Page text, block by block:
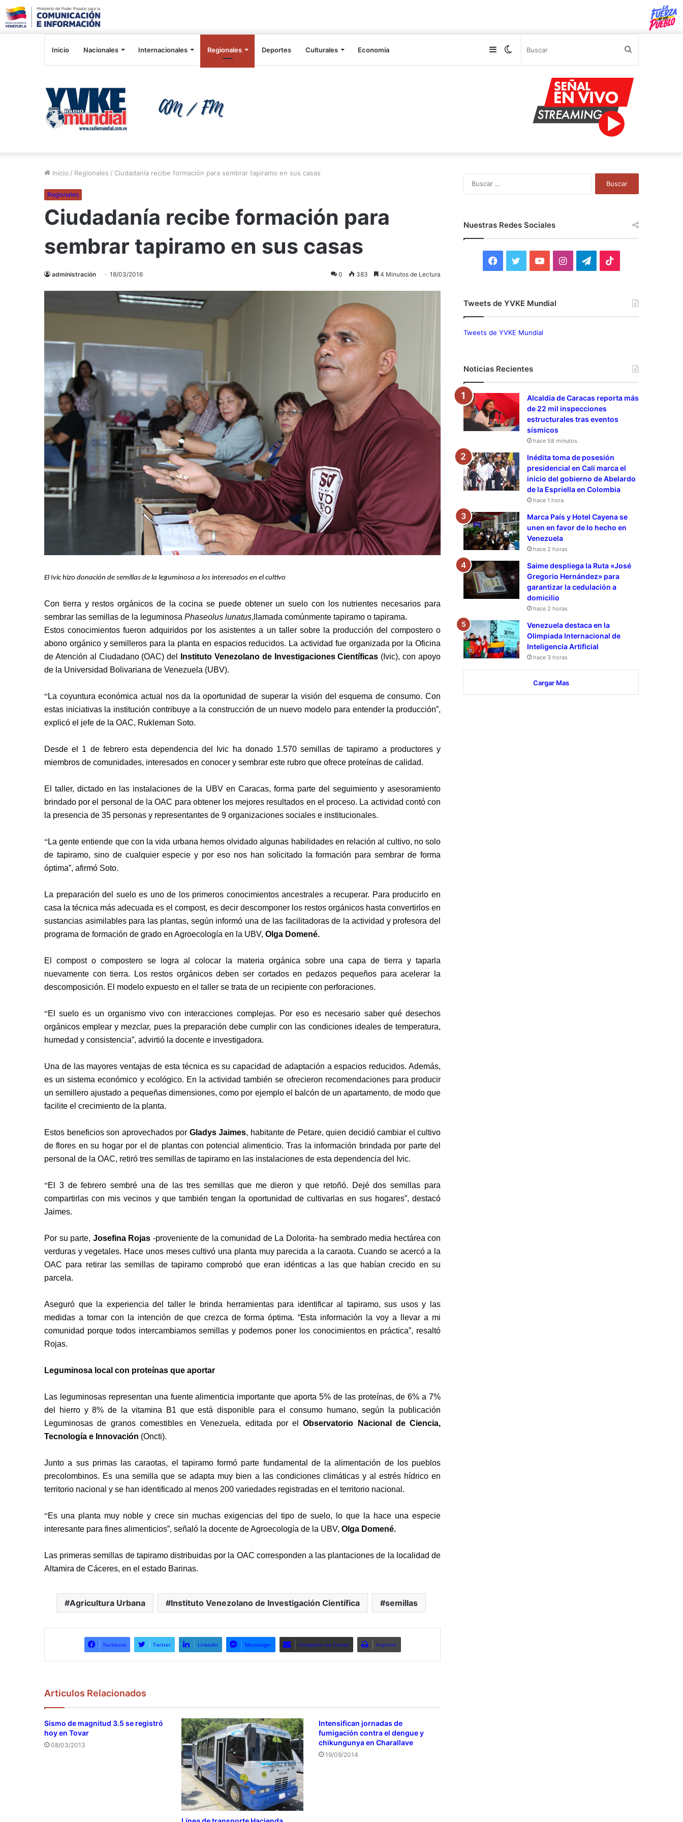
Inicio Nacionales Internacionales Regionales Deportes Culturales Economía Switch
Sidebar
Inicio / Regionales / Ciudadanía recibe formación para sembrar tapiramo en sus casas
Regionales
Ciudadanía recibe formación para
sembrar tapiramo en sus casas
administración 18/03/2016 0 383 4 Minutos de Lectura
El Ivic hizo donación de semillas de la leguminosa a los interesados en el cultivo
Con tierra y restos orgánicos de la cocina se puede obtener un suelo con los nutrientes necesarios para
sembrar las semillas de la leguminosa Phaseolus lunatus,llamada comúnmente tapiramo o tapirama.
Estos conocimientos fueron adquiridos por los asistentes a un taller sobre la producción del compostero o
abono orgánico y semilleros para la planta en espacios reducidos. La actividad fue organizada por la Oficina
de Atención al Ciudadano (OAC) del
Instituto Venezolano de Investigaciones Científicas (Ivic), con apoyo
de la Universidad Bolivariana de Venezuela (UBV).
“La coyuntura económica actual nos da la oportunidad de superar la visión del esquema de consumo. Con
estas iniciativas la institución contribuye a la construcción de un nuevo modelo para entender la producción”,
explicó el jefe de la OAC, Rukleman Soto.
Desde el 1 de febrero esta dependencia del Ivic ha donado 1.570 semillas de tapiramo a productores y
miembros de comunidades, interesados en conocer y sembrar este rubro que ofrece proteínas de calidad.
El taller, dictado en las instalaciones de la UBV en Caracas, forma parte del seguimiento y asesoramiento
brindado por el personal de la OAC para obtener los mejores resultados en el proceso. La actividad contó con
la presencia de 35 personas y representantes de 9 organizaciones sociales e institucionales.
“La gente entiende que con la vida urbana hemos olvidado algunas habilidades en relación al cultivo, no solo
de tapiramo, sino de cualquier especie y por eso nos han solicitado la formación para sembrar de forma
óptima”, afirmó Soto.
La preparación del suelo es uno de los primeros conocimientos ancestrales a recuperar. Para producirlo en
casa la técnica más adecuada es el compost, es decir descomponer los restos orgánicos hasta convertirlos en
sustancias asimilables para las plantas, según informó una de las facilitadoras de la actividad y profesora del
programa de formación de grado en Agroecología en la UBV, Olga Domené.
El compost o compostero se logra al colocar la materia orgánica sobre una capa de tierra y taparla
nuevamente con tierra. Los restos orgánicos deben ser cortados en pedazos pequeños para acelerar la
descomposición. El modelo expuesto en el taller se trata de un recipiente con perforaciones.
“El suelo es un organismo vivo con interacciones complejas. Por eso es necesario saber qué desechos
orgánicos emplear y mezclar, pues la preparación debe cumplir con las condiciones ideales de temperatura,
humedad y consistencia”, advirtió la docente e investigadora.
Una de las mayores ventajas de esta técnica es su capacidad de adaptación a espacios reducidos. Además,
es un sistema económico y ecológico. En la actividad también se ofrecieron recomendaciones para producir
un semillero ajustado a pequeñas dimensiones, como por ejemplo el balcón de un apartamento, de modo que
facilite el crecimiento de la planta.
Estos beneficios son aprovechados por Gladys Jaimes, habitante de Petare, quien decidió cambiar el cultivo
de flores en su hogar por el de plantas con potencial alimenticio. Tras la información brindada por parte del
personal de la OAC, retiró tres semillas de tapiramo en las instalaciones de esta dependencia del Ivic.
“El 3 de febrero sembré una de las tres semillas que me dieron y que retoñó. Dejé dos semillas para
compartirlas con mis vecinos y que también tengan la oportunidad de cultivarlas en sus hogares”, destacó
Jaimes.
Por su parte, Josefina Rojas -proveniente de la comunidad de La Dolorita- ha sembrado media hectárea con
verduras y vegetales. Hace unos meses cultivó una planta muy parecida a la caraota. Cuando se acercó a la
OAC para retirar las semillas de tapiramo comprobó que eran idénticas a las que habían crecido en su
parcela.
Aseguró que la experiencia del taller le brinda herramientas para identificar al tapiramo, sus usos y las
medidas a tomar con la intención de que crezca de forma óptima. “Esta información la voy a llevar a mi
comunidad porque todos intercambiamos semillas y podemos poner los conocimientos en práctica”, resaltó
Rojas.
Leguminosa local con proteínas que aportar
Las leguminosas representan una fuente alimenticia importante que aporta 5% de las proteínas, de 6% a 7%
del hierro y 8% de la vitamina B1 que está disponible para el consumo humano, según la publicación
Leguminosas de granos comestibles en Venezuela, editada por elObservatorio Nacional de Ciencia,
Tecnología e Innovación (Oncti).
Junto a sus primas las caraotas, el tapiramo formó parte fundamental de la alimentación de los pueblos
precolombinos. Es una semilla que se adapta muy bien a las condiciones climáticas y al estrés hídrico en
territorio nacional y se han identificado al menos 200 variedades registradas en el territorio nacional.
“Es una planta muy noble y crece sin muchas exigencias del tipo de suelo, lo que la hace una especie
interesante para fines alimenticios”, señaló la docente de Agroecología de la UBV, Olga Domené.
Las primeras semillas de tapiramo distribuidas por la OAC corresponden a las plantaciones de la localidad de
Altamira de Cáceres, en el estado Barinas.
Agricultura Urbana Instituto Venezolano de Investigación Científica semillas
Facebook Twitter LinkedIn Messenger Compartir via Correo Imprimir
Articulos Relacionados
Sismo de magnitud 3.5 se registró
hoy en Tovar
08/03/2013
Intensifican jornadas de
fumigación contra el dengue y
chikungunya en Charallave
19/09/2014
Nuestras Redes Sociales
F
c
o
i
r
Y
u
e
I
r
a
m
T
a
m
Tweets de YVKE Mundial
Tweets de YVKE Mundial
Noticias Recientes
Alcaldía de Caracas reporta más
de 22 mil inspecciones
estructurales tras eventos
sísmicos
hace 58 minutos
Inédita toma de posesión
presidencial en Cali marca el
inicio del gobierno de Abelardo
de la Espriella en Colombia
hace 1 hora
Marca País y Hotel Cayena se
unen en favor de lo hecho en
Venezuela
hace 2 horas
Saime despliega la Ruta «José
Gregorio Hernández» para
garantizar la cedulación a
domicilio
hace 2 horas
Venezuela destaca en la
Olimpiada Internacional de
Inteligencia Artificial
hace 3 horas
Cargar Mas